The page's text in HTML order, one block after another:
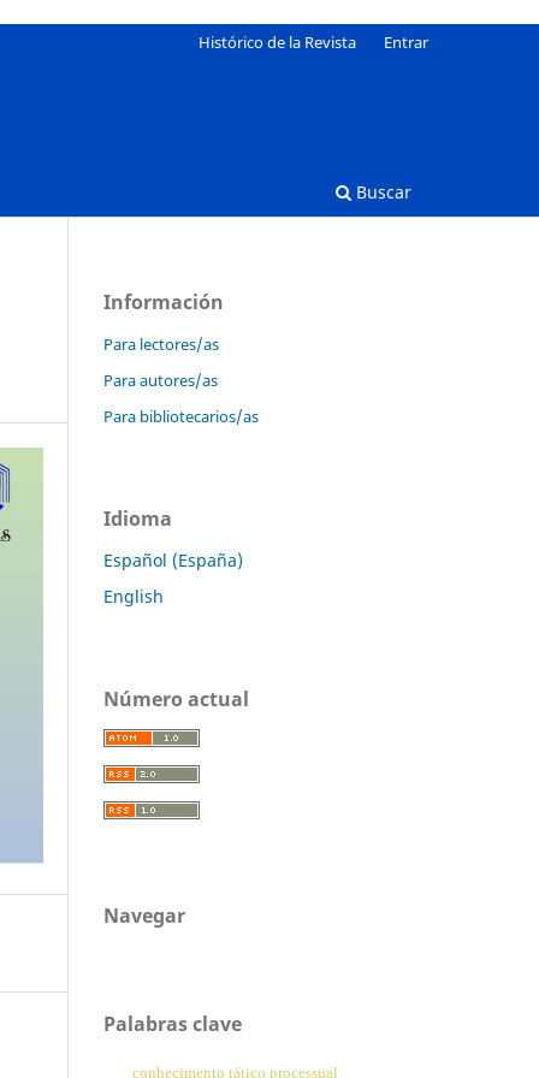
Buscar
Histórico de la Revista Entrar
Información
Para lectores/as
Para autores/as
Para bibliotecarios/as
Idioma
Español (España)
English
Número actual
Navegar
Palabras clave
conhecimento tático processual